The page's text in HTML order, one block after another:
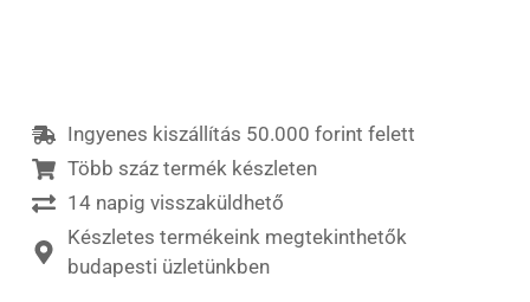
Ingyenes kiszállítás 50.000 forint felett
Több száz termék készleten
14 napig visszaküldhető
Készletes termékeink megtekinthetők
budapesti üzletünkben